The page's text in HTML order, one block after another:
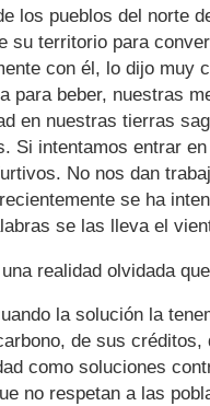
los pueblos del norte
su territorio para
con él, lo dijo muy
para beber, nuestras
en nuestras tierras
Si intentamos entrar
No nos dan
se ha
se las lleva el
realidad olvidada
la solución la
de sus
como soluciones
no respetan a las